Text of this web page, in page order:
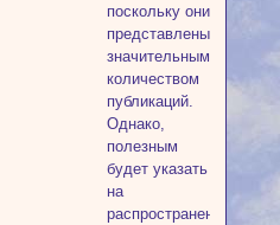
поскольку они
представлены
значительным
количеством
публикаций.
Однако,
полезным
будет указать
на
распространенное